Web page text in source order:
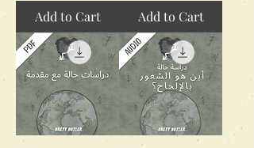
Add to Cart Add to Cart